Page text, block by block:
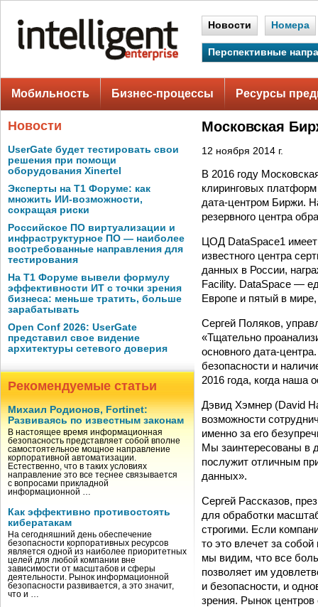
Новости Номера
Перспективные
Мобильность Бизнес-процессы Ресурсы
Новости
UserGate будет тестировать свои
решения при помощи
оборудования Xinertel
Эксперты на Т1 Форуме: как
множить ИИ-возможности,
сокращая риски
Российское ПО виртуализации и
инфраструктурное ПО — наиболее
востребованные направления для
тестирования
На Т1 Форуме вывели формулу
эффективности ИТ с точки зрения
бизнеса: меньше тратить, больше
зарабатывать
Open Conf 2026: UserGate
представил свое видение
архитектуры сетевого доверия
Рекомендуемые статьи
Михаил Родионов, Fortinet:
Развиваясь по известным законам
В настоящее время информационная
безопасность представляет собой вполне
самостоятельное мощное направление
корпоративной автоматизации.
Естественно, что в таких условиях
направление это все теснее связывается
с вопросами прикладной
информационной …
Как эффективно противостоять
кибератакам
На сегодняшний день обеспечение
безопасности корпоративных ресурсов
является одной из наиболее приоритетных
целей для любой компании вне
зависимости от масштабов и сферы
деятельности. Рынок информационной
безопасности развивается, а это значит,
что и …
Московская
12 ноября 2014 г.
В 2016 году
клиринговых
дата-центром Биржи.
резервного центра
ЦОД DataSpace1 имеет
известного центра
данных в России,
Facility. DataSpace —
Европе и пятый в
Сергей Поляков,
«Тщательно
основного дата-
безопасности и
2016 года, когда наша
Дэвид Хэмнер (David
возможности
именно за его
Мы заинтересованы в
послужит отличным
данных».
Сергей Рассказов,
для обработки
строгими. Если
то это влечет за
мы видим, что все
позволяет им
и безопасности, и
зрения. Рынок